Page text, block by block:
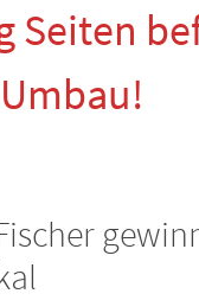
Seiten